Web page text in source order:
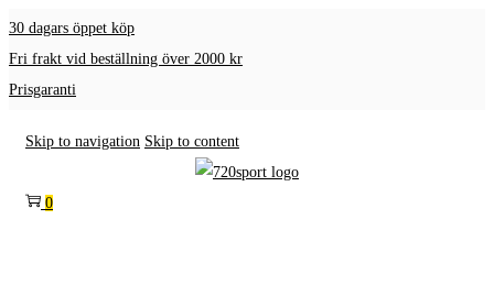
30 dagars öppet köp
Fri frakt vid beställning över 2000 kr
Prisgaranti
Skip to navigation Skip to content
0